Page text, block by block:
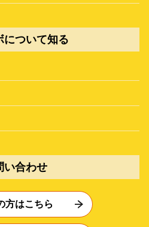
について知る
い合わせ
方はこちら